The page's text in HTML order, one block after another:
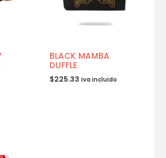
BLACK MAMBA
DUFFLE
$225.33 Iva incluido